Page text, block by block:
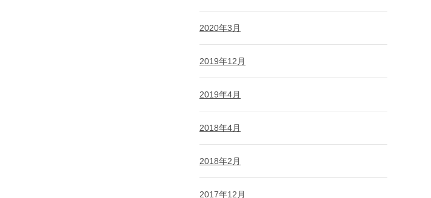
2020年3月
2019年12月
2019年4月
2018年4月
2018年2月
2017年12月